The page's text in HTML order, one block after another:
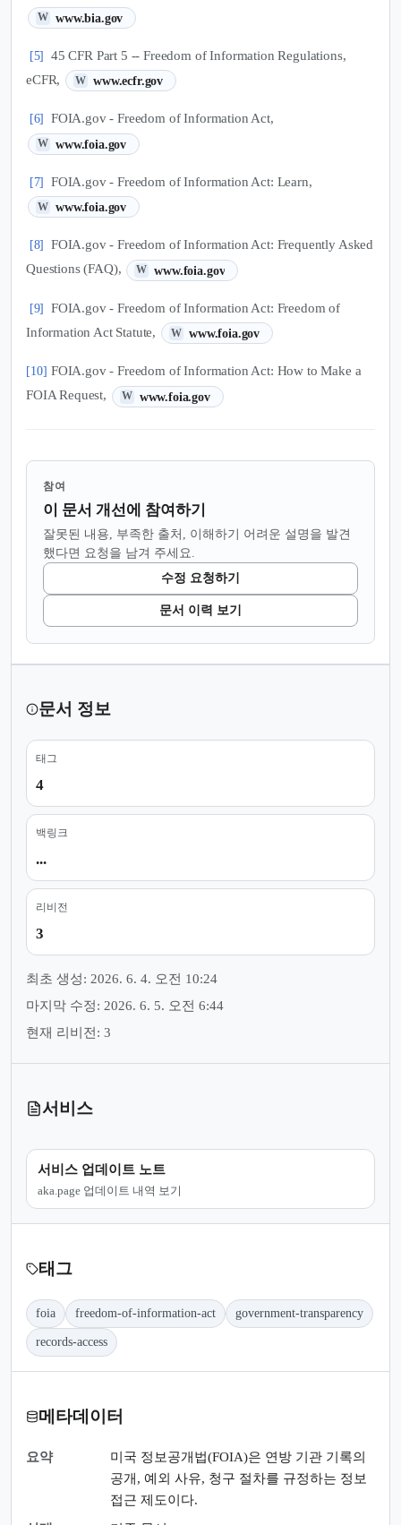
W www.bia.gov
(새 탭에서 열림)
[5] 45 CFR Part 5 -- Freedom of Information Regulations,
eCFR,
W www.ecfr.gov
(새 탭에서 열림)
[6] FOIA.gov - Freedom of Information Act,
W www.foia.gov
(새 탭에서 열림)
[7] FOIA.gov - Freedom of Information Act: Learn,
W www.foia.gov
(새 탭에서 열림)
[8] FOIA.gov - Freedom of Information Act: Frequently Asked
Questions (FAQ),
W www.foia.gov
(새 탭에서 열림)
[9] FOIA.gov - Freedom of Information Act: Freedom of
Information Act Statute,
W www.foia.gov
(새 탭에서 열림)
[10] FOIA.gov - Freedom of Information Act: How to Make a
FOIA Request,
W www.foia.gov
(새 탭에서 열림)
참여
이 문서 개선에 참여하기
잘못된 내용, 부족한 출처, 이해하기 어려운 설명을 발견
했다면 요청을 남겨 주세요.
수정 요청하기
문서 이력 보기
문서 정보
태그
4
백링크
...
리비전
3
최초 생성: 2026. 6. 4. 오전 10:24
마지막 수정: 2026. 6. 5. 오전 6:44
현재 리비전: 3
서비스
서비스 업데이트 노트
aka.page 업데이트 내역 보기
태그
foia freedom-of-information-act government-transparency
records-access
메타데이터
요약
미국 정보공개법(FOIA)은 연방 기관 기록의
공개, 예외 사유, 청구 절차를 규정하는 정보
접근 제도이다.